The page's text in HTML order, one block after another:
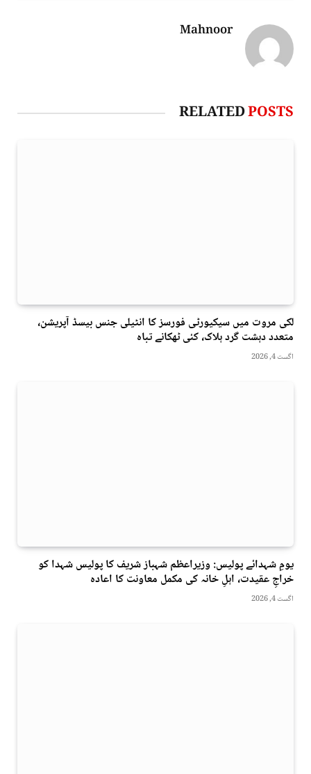
Mahnoor
RELATEDPOSTS
لکی مروت میں سیکیورٹی فورسز کا انٹیلی جنس بیسڈ آپریشن،
متعدد دہشت گرد ہلاک، کئی ٹھکانے تباہ
اگست 4, 2026
یومِ شہدائے پولیس: وزیراعظم شہباز شریف کا پولیس شہدا کو
خراجِ عقیدت، اہلِ خانہ کی مکمل معاونت کا اعادہ
اگست 4, 2026